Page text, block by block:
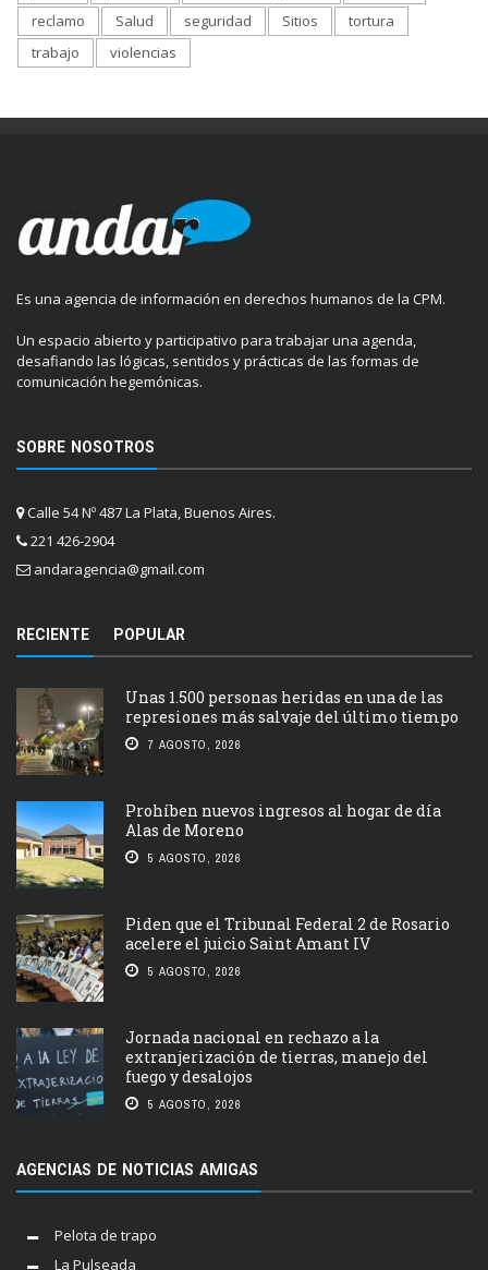
reclamo
Salud seguridad Sitios
tortura
trabajo
violencias
Es una agencia de información en derechos humanos de la CPM.
Un espacio abierto y participativo para trabajar una agenda,
desafiando las lógicas, sentidos y prácticas de las formas de
comunicación hegemónicas.
SOBRE NOSOTROS
Calle 54 Nº 487 La Plata, Buenos Aires.
221 426-2904
andaragencia@gmail.com
RECIENTE POPULAR
Unas 1.500 personas heridas en una de las
represiones más salvaje del último tiempo
7 AGOSTO, 2026
Prohíben nuevos ingresos al hogar de día
Alas de Moreno
5 AGOSTO, 2026
Piden que el Tribunal Federal 2 de Rosario
acelere el juicio Saint Amant IV
5 AGOSTO, 2026
Jornada nacional en rechazo a la
extranjerización de tierras, manejo del
fuego y desalojos
5 AGOSTO, 2026
AGENCIAS DE NOTICIAS AMIGAS
Pelota de trapo
La Pulseada